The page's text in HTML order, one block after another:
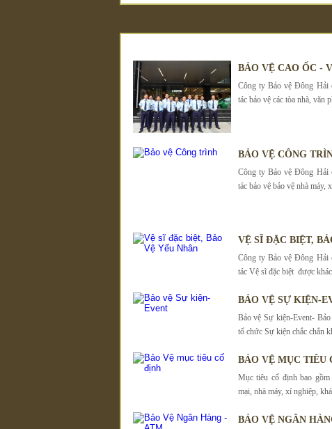
BẢO VỆ CAO ỐC -
Công ty Bảo vệ Đông Hải
tác bảo vệ các tòa nhà, văn
BẢO VỆ CÔNG
Công ty Bảo vệ Đông Hải
tác bảo vệ bảo vệ nhà máy,
VỆ SĨ ĐẶC BIỆT,
Công ty Bảo vệ Đông Hải
tác Vệ sĩ đặc biệt được
BẢO VỆ SỰ KIỆN-
Bảo vệ Sự kiện-Event-
tổ chức Sự kiện chắc chắn
BẢO VỆ MỤC TIÊU
Mục tiêu cố định bao
mại, nhà máy, xí nghiệp,
BẢO VỆ NGÂN